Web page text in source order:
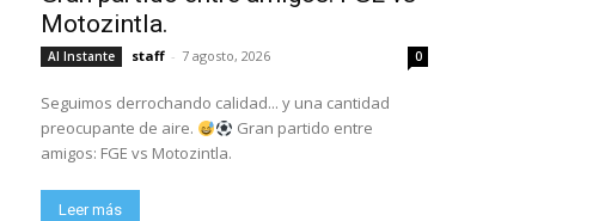
Motozintla.
Al Instante staff - 7 agosto, 2026 0
Seguimos derrochando calidad... y una cantidad
preocupante de aire.
Gran partido entre
amigos: FGE vs Motozintla.
Leer más